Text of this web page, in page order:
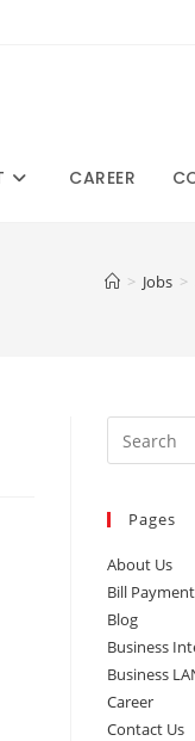
CAREER
> Jobs >
Pages
About Us
Bill Payment
Blog
Business
Business
Career
Contact Us